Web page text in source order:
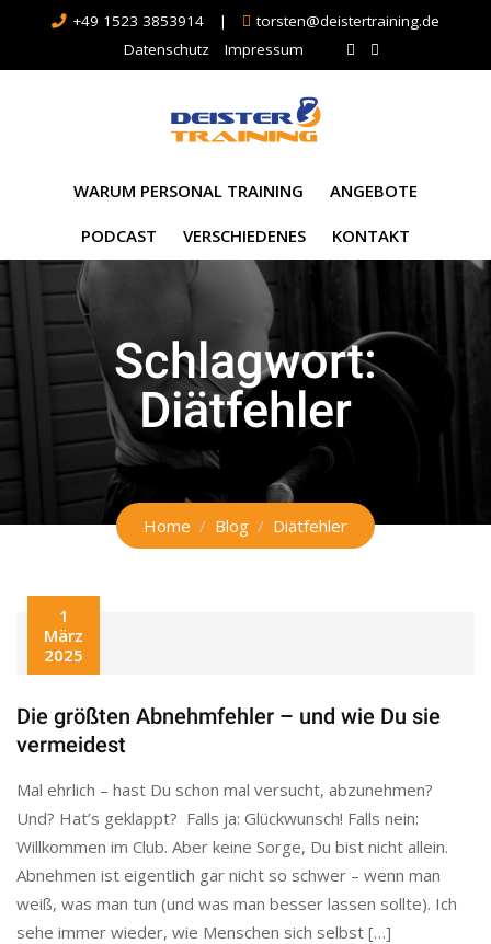
+49 1523 3853914 |
torsten@deistertraining.de
Datenschutz
Impressum
WARUM PERSONAL TRAINING ANGEBOTE
PODCAST VERSCHIEDENES KONTAKT
Schlagwort:
Diätfehler
Home Blog Diätfehler
1
März
2025
Die größten Abnehmfehler – und wie Du sie
vermeidest
Mal ehrlich – hast Du schon mal versucht, abzunehmen?
Und? Hat’s geklappt? Falls ja: Glückwunsch! Falls nein:
Willkommen im Club. Aber keine Sorge, Du bist nicht allein.
Abnehmen ist eigentlich gar nicht so schwer – wenn man
weiß, was man tun (und was man besser lassen sollte). Ich
sehe immer wieder, wie Menschen sich selbst […]